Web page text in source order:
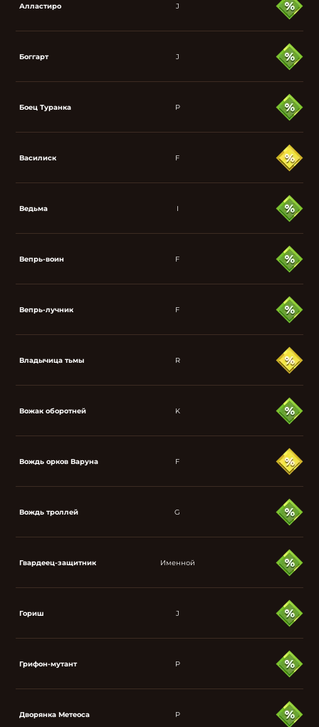
Алластиро J
Боггарт J
Боец Туранка P
Василиск F
Ведьма I
Вепрь-воин F
Вепрь-лучник F
Владычица тьмы R
Вожак оборотней K
Вождь орков Варуна F
Вождь троллей G
Гвардеец-защитник Именной
Гориш J
Грифон-мутант P
Дворянка Метеоса P